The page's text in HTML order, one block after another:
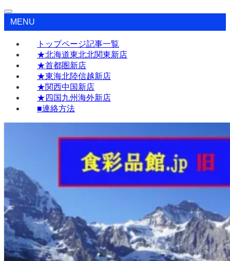
MENU
トップページ記事一覧
★北海道東北北関東新店
★首都圏新店
★東海北陸信越新店
★関西中国新店
★四国九州海外新店
■連絡方法